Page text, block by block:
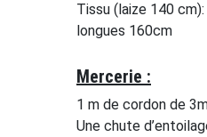
Tissu (laize 140
longues 160cm
Mercerie :
1 m de cordon de
Une chute